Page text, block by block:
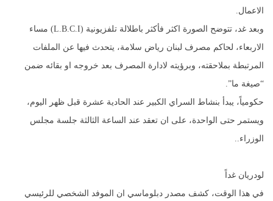
الاعمال.
وبعد غد، تتوضح الصورة اكثر فأكثر باطلالة تلفزيونية (L.B.C.I) مساء
الاربعاء، لحاكم مصرف لبنان رياض سلامة، يتحدث فيها عن الملفات
المرتبطة بملاحقته، وبرؤيته لادارة المصرف بعد خروجه او بقائه ضمن
“صيغة ما”.
حكومياً، يبدأ بنشاط السراي الكبير عند الحادية عشرة قبل ظهر اليوم،
ويستمر حتى الواحدة، على ان تعقد عند الساعة الثالثة جلسة مجلس
الوزراء..
لودريان غداً
في هذا الوقت، كشف مصدر دبلوماسي ان الموفد الشخصي للرئيسي